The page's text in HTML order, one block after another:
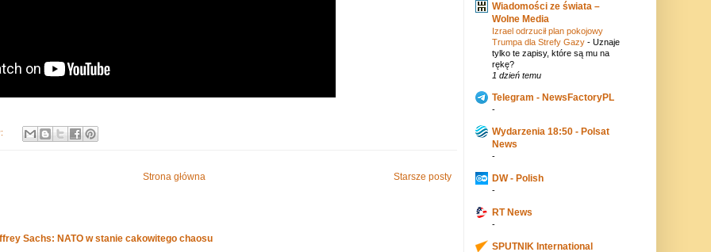
Starsze posty
Strona główna
Sachs: NATO w stanie cakowitego chaosu
Wiadomości ze świata –
Wolne Media
Izrael odrzucił plan pokojowy
Trumpa dla Strefy Gazy - Uznaje
tylko te zapisy, które są mu na
rękę?
1 dzień temu
Telegram - NewsFactoryPL
-
Wydarzenia 18:50 - Polsat
News
-
DW - Polish
-
RT News
-
SPUTNIK International